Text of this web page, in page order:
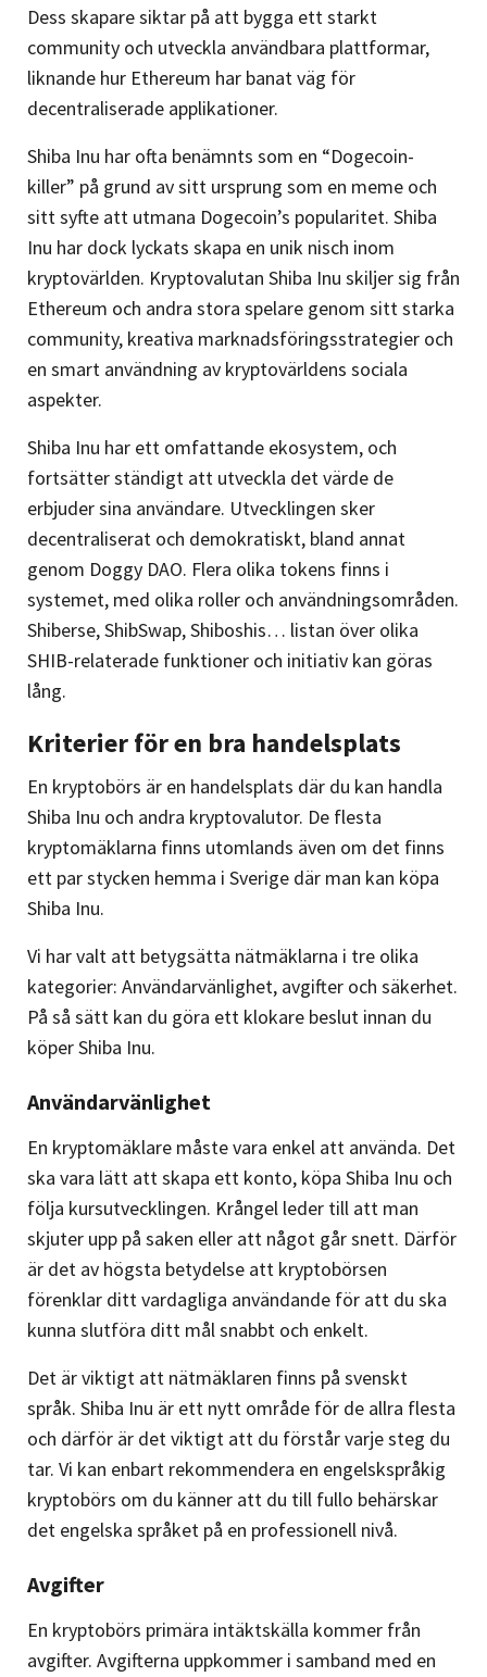
Dess skapare siktar på att bygga ett starkt
community och utveckla användbara plattformar,
liknande hur Ethereum har banat väg för
decentraliserade applikationer.
Shiba Inu har ofta benämnts som en “Dogecoin-
killer” på grund av sitt ursprung som en meme och
sitt syfte att utmana Dogecoin’s popularitet. Shiba
Inu har dock lyckats skapa en unik nisch inom
kryptovärlden. Kryptovalutan Shiba Inu skiljer sig från
Ethereum och andra stora spelare genom sitt starka
community, kreativa marknadsföringsstrategier och
en smart användning av kryptovärldens sociala
aspekter.
Shiba Inu har ett omfattande ekosystem, och
fortsätter ständigt att utveckla det värde de
erbjuder sina användare. Utvecklingen sker
decentraliserat och demokratiskt, bland annat
genom Doggy DAO. Flera olika tokens finns i
systemet, med olika roller och användningsområden.
Shiberse, ShibSwap, Shiboshis… listan över olika
SHIB-relaterade funktioner och initiativ kan göras
lång.
Kriterier för en bra handelsplats
En kryptobörs är en handelsplats där du kan handla
Shiba Inu och andra kryptovalutor. De flesta
kryptomäklarna finns utomlands även om det finns
ett par stycken hemma i Sverige där man kan köpa
Shiba Inu.
Vi har valt att betygsätta nätmäklarna i tre olika
kategorier: Användarvänlighet, avgifter och säkerhet.
På så sätt kan du göra ett klokare beslut innan du
köper Shiba Inu.
Användarvänlighet
En kryptomäklare måste vara enkel att använda. Det
ska vara lätt att skapa ett konto, köpa Shiba Inu och
följa kursutvecklingen. Krångel leder till att man
skjuter upp på saken eller att något går snett. Därför
är det av högsta betydelse att kryptobörsen
förenklar ditt vardagliga användande för att du ska
kunna slutföra ditt mål snabbt och enkelt.
Det är viktigt att nätmäklaren finns på svenskt
språk. Shiba Inu är ett nytt område för de allra flesta
och därför är det viktigt att du förstår varje steg du
tar. Vi kan enbart rekommendera en engelskspråkig
kryptobörs om du känner att du till fullo behärskar
det engelska språket på en professionell nivå.
Avgifter
En kryptobörs primära intäktskälla kommer från
avgifter. Avgifterna uppkommer i samband med en